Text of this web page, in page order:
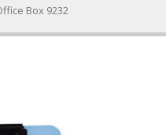
Box 9232